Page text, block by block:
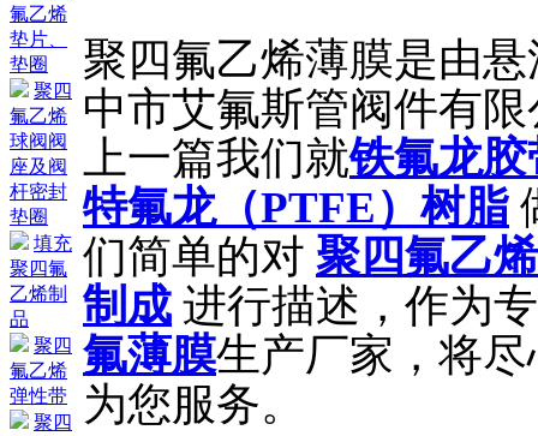
氟乙烯
垫片、
垫圈
聚四
氟乙烯
球阀阀
座及阀
杆密封
垫圈
填充
聚四氟
乙烯制
品
聚四
氟乙烯
弹性带
聚四
聚四氟乙烯薄膜是由
中市艾氟斯管阀件有
上一篇我们就铁氟龙
特氟龙（PTFE）树脂
们简单的对 聚四氟乙
制成 进行描述，作为
氟薄膜生产厂家，将
为您服务。